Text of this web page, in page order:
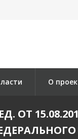
О
ОТ